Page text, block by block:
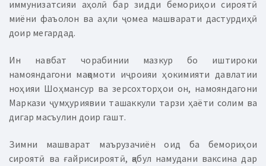
иммунизатсияи аҳолӣ бар зидди бемориҳои сироятӣ
миёни фаъолон ва аҳли ҷомеа машварати дастурдиҳӣ
доир мегардад.
Ин навбат чорабинии мазкур бо иштироки
намояндагони мақомоти иҷроияи ҳокимияти давлатии
ноҳияи Шоҳмансур ва зерсохторҳои он, намояндагони
Маркази ҷумҳуриявии ташаккули тарзи ҳаёти солим ва
дигар масъулин доир гашт.
Зимни машварат маърузачиён оид ба бемориҳои
сироятӣ ва ғайрисироятӣ, қабул намудани ваксина дар